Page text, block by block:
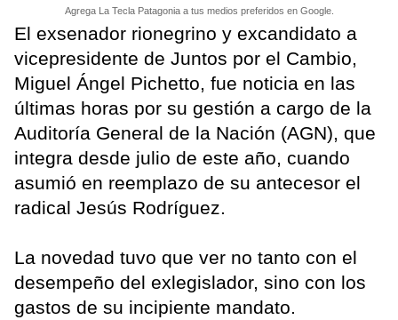
Agrega La Tecla Patagonia a tus medios preferidos en Google.
El exsenador rionegrino y excandidato a
vicepresidente de Juntos por el Cambio,
Miguel Ángel Pichetto, fue noticia en las
últimas horas por su gestión a cargo de la
Auditoría General de la Nación (AGN), que
integra desde julio de este año, cuando
asumió en reemplazo de su antecesor el
radical Jesús Rodríguez.
La novedad tuvo que ver no tanto con el
desempeño del exlegislador, sino con los
gastos de su incipiente mandato.